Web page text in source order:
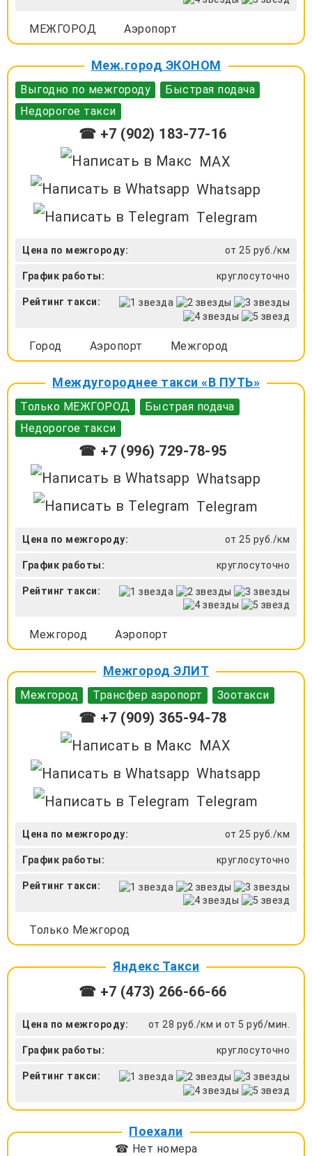
МЕЖГОРОД Аэропорт
Меж.город ЭКОНОМ
Выгодно по межгороду
Быстрая подача
Недорогое такси
☎ +7 (902) 183-77-16
MAX
Whatsapp
Telegram
Цена по межгороду: от 25 руб./км
График работы: круглосуточно
Рейтинг такси:
Город Аэропорт Межгород
Междугороднее такси «В ПУТЬ»
Только МЕЖГОРОД
Быстрая подача
Недорогое такси
☎ +7 (996) 729-78-95
Whatsapp
Telegram
Цена по межгороду: от 25 руб./км
График работы: круглосуточно
Рейтинг такси:
Межгород Аэропорт
Межгород ЭЛИТ
Межгород Трансфер аэропорт Зоотакси
☎ +7 (909) 365-94-78
MAX
Whatsapp
Telegram
Цена по межгороду: от 25 руб./км
График работы: круглосуточно
Рейтинг такси:
Только Межгород
Яндекс Такси
☎ +7 (473) 266-66-66
Цена по межгороду: от 28 руб./км и от 5 руб/мин.
График работы: круглосуточно
Рейтинг такси:
Поехали
☎ Нет номера